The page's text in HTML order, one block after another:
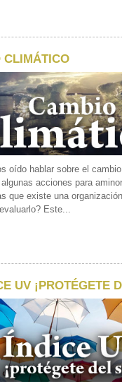
CLIMÁTICO
oído hablar sobre el
acciones para
que existe una
Este...
UV ¡PROTÉGETE